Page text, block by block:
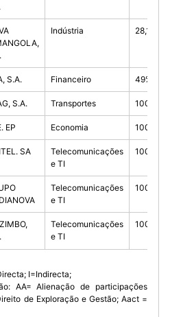
Indústria
S.A. Financeiro 49%(D)
S.A. Transportes 100%(D)
EP Economia 100%(D)
SA
Telecomunicações
e TI
100%(I)
Telecomunicações
e TI
100%(D)
Telecomunicações
e TI
100%(D)
I=Indirecta;
AA= Alienação de participações
de Exploração e Gestão; Aact =